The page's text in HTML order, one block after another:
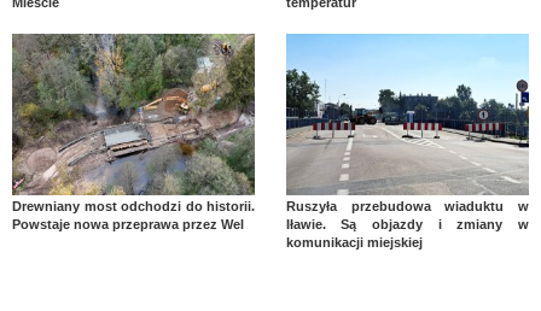
Drewniany most odchodzi do historii.
Powstaje nowa przeprawa przez Wel
Ruszyła przebudowa wiaduktu w
Iławie. Są objazdy i zmiany w
komunikacji miejskiej